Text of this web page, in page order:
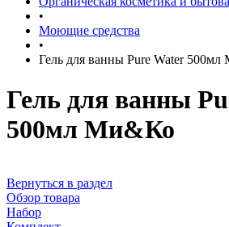
•
Моющие средства
•
Гель для ванны Pure Water
Гель для ванны
500мл Ми&Ко
Вернуться в раздел
Обзор товара
Набор